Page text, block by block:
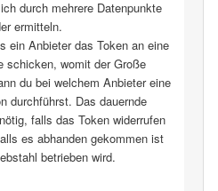
durch mehrere Datenpunkte
ermitteln.
ein Anbieter das Token an eine
schicken, womit der Große
du bei welchem Anbieter eine
durchführst. Das dauernde
falls das Token widerrufen
es abhanden gekommen ist
betrieben wird.